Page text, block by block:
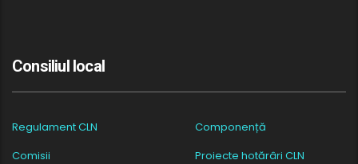
Consiliul local
Regulament CLN
Componență
Comisii
Proiecte hotărâri CLN